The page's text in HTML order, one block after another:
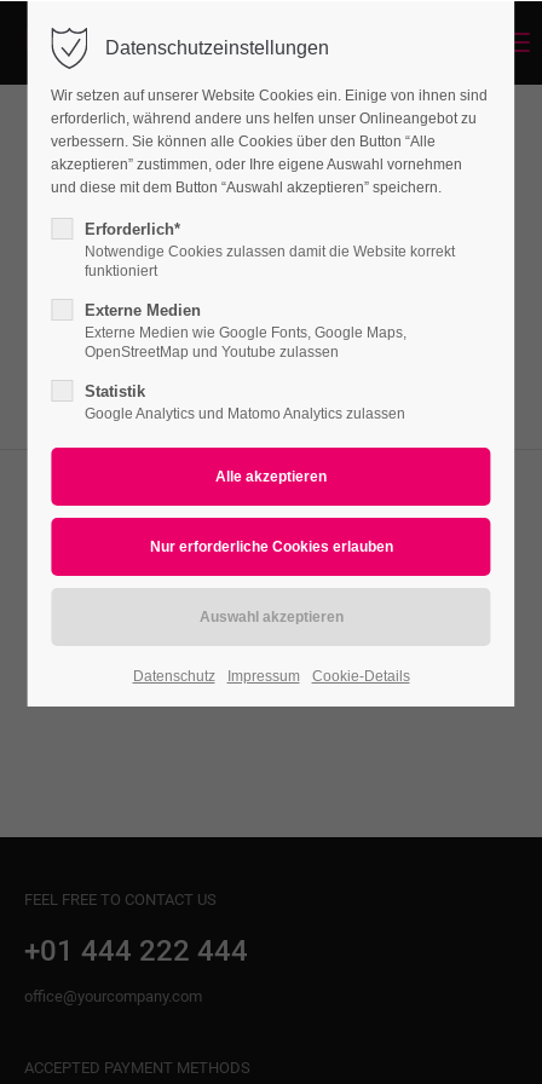
Login
Benutzername
Passwort
Anmelden
Register|Lost your password?
Support
/ 365days
Drop us a line
Headline with Type-Effect
Lorem ipsum dolor sit amet, consectetuer
adipiscing elit. Aenean commodo ligula eget
dolor. Aenean massa.
FEEL FREE TO CONTACT US
+01 444 222 444
office@yourcompany.com
ACCEPTED PAYMENT METHODS
Datenschutzeinstellungen
Wir setzen auf unserer Website Cookies ein. Einige von ihnen sind
erforderlich, während andere uns helfen unser Onlineangebot zu
verbessern. Sie können alle Cookies über den Button “Alle
akzeptieren” zustimmen, oder Ihre eigene Auswahl vornehmen
und diese mit dem Button “Auswahl akzeptieren” speichern.
Erforderlich*
Notwendige Cookies zulassen damit die Website korrekt
funktioniert
Externe Medien
Externe Medien wie Google Fonts, Google Maps,
OpenStreetMap und Youtube zulassen
Statistik
Google Analytics und Matomo Analytics zulassen
Datenschutz Impressum Cookie-Details